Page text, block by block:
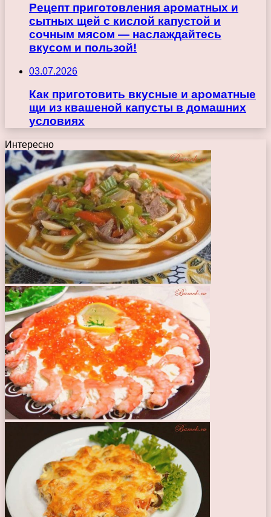
Рецепт приготовления ароматных и
сытных щей с кислой капустой и
сочным мясом — наслаждайтесь
вкусом и пользой!
03.07.2026
Как приготовить вкусные и ароматные
щи из квашеной капусты в домашних
условиях
Интересно